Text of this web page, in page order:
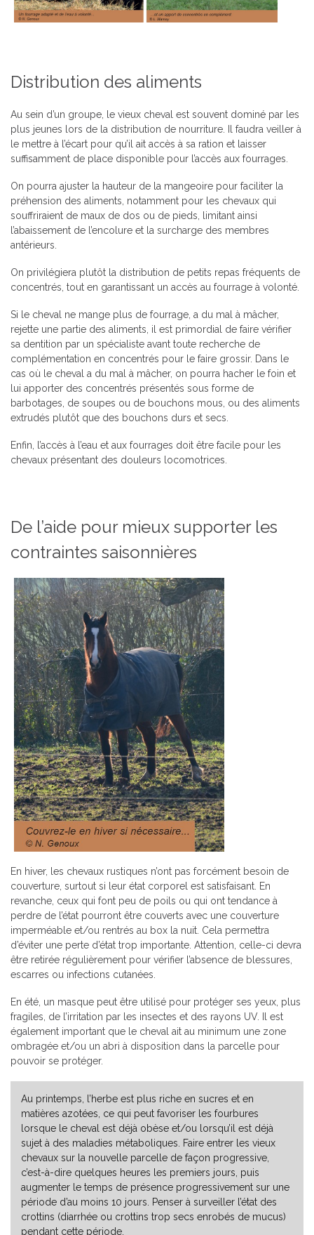
Distribution des aliments
Au sein d’un groupe, le vieux cheval est souvent dominé par les
plus jeunes lors de la distribution de nourriture. Il faudra veiller à
le mettre à l’écart pour qu’il ait accès à sa ration et laisser
suffisamment de place disponible pour l’accès aux fourrages.
On pourra ajuster la hauteur de la mangeoire pour faciliter la
préhension des aliments, notamment pour les chevaux qui
souffriraient de maux de dos ou de pieds, limitant ainsi
l’abaissement de l’encolure et la surcharge des membres
antérieurs.
On privilégiera plutôt la distribution de petits repas fréquents de
concentrés, tout en garantissant un accès au fourrage à volonté.
Si le cheval ne mange plus de fourrage, a du mal à mâcher,
rejette une partie des aliments, il est primordial de faire vérifier
sa dentition par un spécialiste avant toute recherche de
complémentation en concentrés pour le faire grossir. Dans le
cas où le cheval a du mal à mâcher, on pourra hacher le foin et
lui apporter des concentrés présentés sous forme de
barbotages, de soupes ou de bouchons mous, ou des aliments
extrudés plutôt que des bouchons durs et secs.
Enfin, l’accès à l’eau et aux fourrages doit être facile pour les
chevaux présentant des douleurs locomotrices.
De l’aide pour mieux supporter les
contraintes saisonnières
En hiver, les chevaux rustiques n’ont pas forcément besoin de
couverture, surtout si leur état corporel est satisfaisant. En
revanche, ceux qui font peu de poils ou qui ont tendance à
perdre de l’état pourront être couverts avec une couverture
imperméable et/ou rentrés au box la nuit. Cela permettra
d’éviter une perte d’état trop importante. Attention, celle-ci devra
être retirée régulièrement pour vérifier l’absence de blessures,
escarres ou infections cutanées.
En été, un masque peut être utilisé pour protéger ses yeux, plus
fragiles, de l’irritation par les insectes et des rayons UV. Il est
également important que le cheval ait au minimum une zone
ombragée et/ou un abri à disposition dans la parcelle pour
pouvoir se protéger.
Au printemps, l’herbe est plus riche en sucres et en
matières azotées, ce qui peut favoriser les fourbures
lorsque le cheval est déjà obèse et/ou lorsqu’il est déjà
sujet à des maladies métaboliques. Faire entrer les vieux
chevaux sur la nouvelle parcelle de façon progressive,
c’est-à-dire quelques heures les premiers jours, puis
augmenter le temps de présence progressivement sur une
période d’au moins 10 jours. Penser à surveiller l’état des
crottins (diarrhée ou crottins trop secs enrobés de mucus)
pendant cette période.